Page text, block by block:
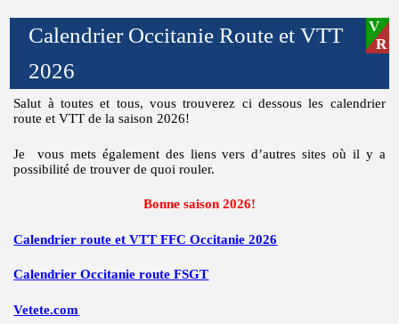
Calendrier Occitanie Route et VTT
2026
Salut à toutes et tous, vous trouverez ci dessous les calendrier
route et VTT de la saison 2026!
Je vous mets également des liens vers d’autres sites où il y a
possibilité de trouver de quoi rouler.
Bonne saison 2026!
Calendrier route et VTT FFC Occitanie 2026
Calendrier Occitanie route FSGT
Vetete.com